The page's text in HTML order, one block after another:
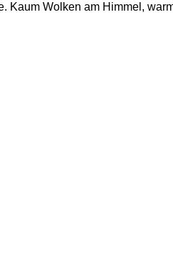
Kaum Wolken am Himmel,